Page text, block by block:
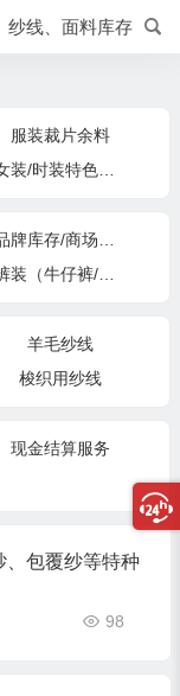
纱线、面料库存
服装裁片余料
羊毛纱线
梭织用纱线
现金结算服务
、包覆纱等特种
98